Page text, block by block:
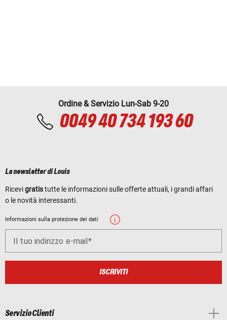
Ordine & Servizio Lun-Sab 9-20
0049 40 734 193 60
La newsletter di Louis
Ricevigratistutte le informazioni sulle offerte attuali, i grandi affari
o le novità interessanti.
Informazioni sulla protezione dei dati
Il tuo indirizzo e-mail
ISCRIVITI
Servizio Clienti